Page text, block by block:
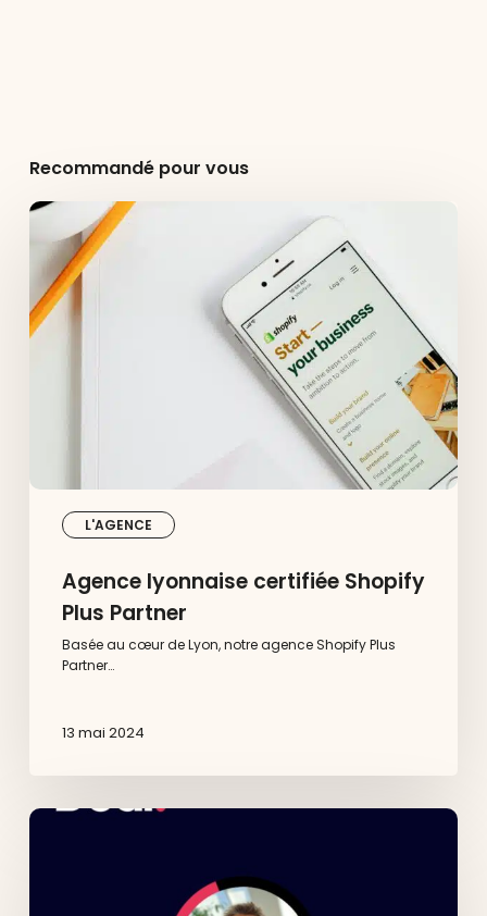
Recommandé pour vous
L'AGENCE
Agence
lyonnaise
certifiée
Shopify
Plus
Partner
Agence lyonnaise certifiée Shopify
Plus Partner
Basée au cœur de Lyon, notre agence Shopify Plus
Partner…
13 mai 2024
La